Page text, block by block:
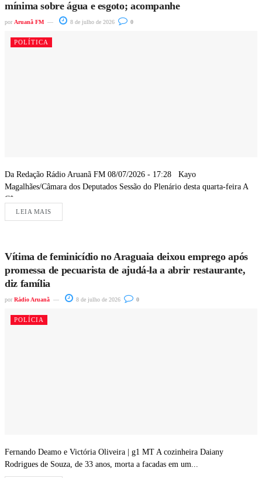
mínima sobre água e esgoto; acompanhe
por Aruanã FM 8 de julho de 2026 0
POLÍTICA
Da Redação Rádio Aruanã FM 08/07/2026 - 17:28 Kayo
Magalhães/Câmara dos Deputados Sessão do Plenário desta quarta-feira A
Câmara...
LEIA MAIS
Vítima de feminicídio no Araguaia deixou emprego após
promessa de pecuarista de ajudá-la a abrir restaurante,
diz família
por Rádio Aruanã 8 de julho de 2026 0
POLÍCIA
Fernando Deamo e Victória Oliveira | g1 MT A cozinheira Daiany
Rodrigues de Souza, de 33 anos, morta a facadas em um...